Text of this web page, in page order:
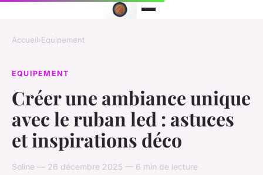
Accueil›Equipement
EQUIPEMENT
Créer une ambiance unique
avec le ruban led : astuces
et inspirations déco
Soline — 26 décembre 2025 — 6 min de lecture